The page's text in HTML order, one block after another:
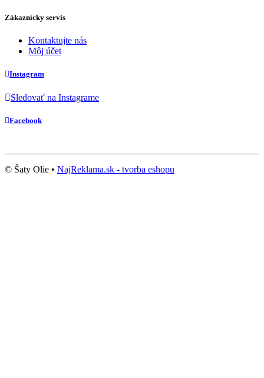
Zákaznícky servis
Kontaktujte nás
Môj účet
Instagram
Sledovať na Instagrame
Facebook
© Šaty Olie • NajReklama.sk - tvorba eshopu